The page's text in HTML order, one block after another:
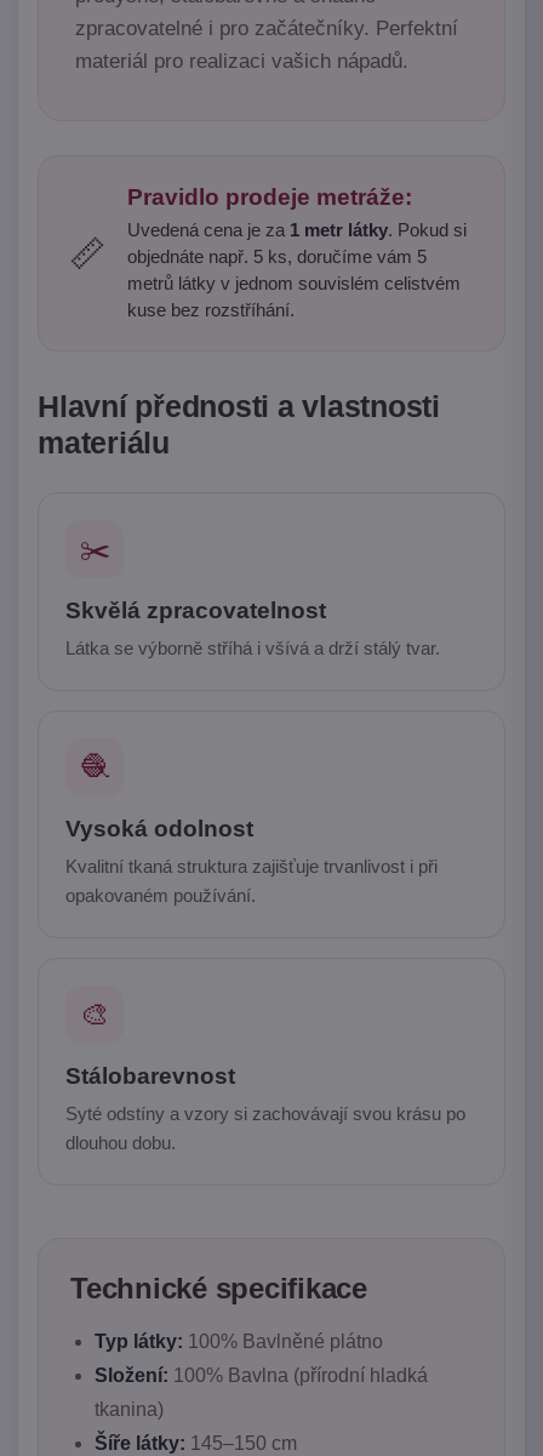
zpracovatelné i pro začátečníky. Perfektní
materiál pro realizaci vašich nápadů.
📏
Pravidlo prodeje metráže:
Uvedená cena je za 1 metr látky. Pokud si
objednáte např. 5 ks, doručíme vám 5
metrů látky v jednom souvislém celistvém
kuse bez rozstříhání.
Hlavní přednosti a vlastnosti
materiálu
✂️
Skvělá zpracovatelnost
Látka se výborně stříhá i všívá a drží stálý tvar.
🧶
Vysoká odolnost
Kvalitní tkaná struktura zajišťuje trvanlivost i při
opakovaném používání.
🎨
Stálobarevnost
Syté odstíny a vzory si zachovávají svou krásu po
dlouhou dobu.
Technické specifikace
Typ látky: 100% Bavlněné plátno
Složení: 100% Bavlna (přírodní hladká
tkanina)
Šíře látky: 145–150 cm